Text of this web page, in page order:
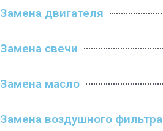
Замена двигателя
Замена свечи
Замена масло
Замена воздушного фильтра